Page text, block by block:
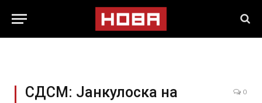
СДСМ: Јанкулоска на
0